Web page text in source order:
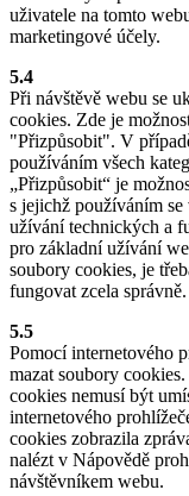
uživatele na tomto
marketingové účely.
5.4
Při návštěvě webu se
cookies. Zde je
"Přizpůsobit". V
používáním všech
„Přizpůsobit“ je
s jejichž používáním
užívání technických a
pro základní užívání
soubory cookies, je
fungovat zcela správně.
5.5
Pomocí internetového
mazat soubory
cookies nemusí být
internetového
cookies zobrazila
nalézt v Nápovědě
návštěvníkem webu.